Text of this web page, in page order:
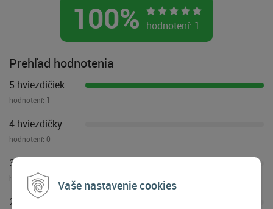
Vaše nastavenie cookies
100% hodnotení: 1
Prehľad hodnotenia
5 hviezdičiek
hodnotení: 1
4 hviezdičky
hodnotení: 0
3 hviezdičky
hodnotení:0
2 hviezdičky